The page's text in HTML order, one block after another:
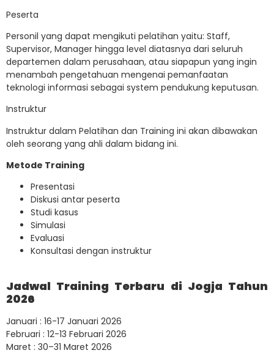
Peserta
Personil yang dapat mengikuti pelatihan yaitu: Staff,
Supervisor, Manager hingga level diatasnya dari seluruh
departemen dalam perusahaan, atau siapapun yang ingin
menambah pengetahuan mengenai pemanfaatan
teknologi informasi sebagai system pendukung keputusan.
Instruktur
Instruktur dalam Pelatihan dan Training ini akan dibawakan
oleh seorang yang ahli dalam bidang ini.
Metode Training
Presentasi
Diskusi antar peserta
Studi kasus
Simulasi
Evaluasi
Konsultasi dengan instruktur
Jadwal Training Terbaru di Jogja Tahun
2026
Januari : 16-17 Januari 2026
Februari : 12-13 Februari 2026
Maret : 30–31 Maret 2026